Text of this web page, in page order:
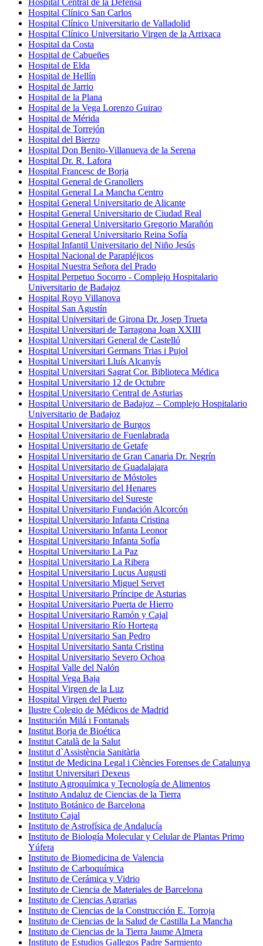
Hospital Clínico San Carlos
Hospital Clínico Universitario de Valladolid
Hospital Clínico Universitario Virgen de la Arrixaca
Hospital da Costa
Hospital de Cabueñes
Hospital de Elda
Hospital de Hellín
Hospital de Jarrio
Hospital de la Plana
Hospital de la Vega Lorenzo Guirao
Hospital de Mérida
Hospital de Torrejón
Hospital del Bierzo
Hospital Don Benito-Villanueva de la Serena
Hospital Dr. R. Lafora
Hospital Francesc de Borja
Hospital General de Granollers
Hospital General La Mancha Centro
Hospital General Universitario de Alicante
Hospital General Universitario de Ciudad Real
Hospital General Universitario Gregorio Marañón
Hospital General Universitario Reina Sofía
Hospital Infantil Universitario del Niño Jesús
Hospital Nacional de Parapléjicos
Hospital Nuestra Señora del Prado
Hospital Perpetuo Socorro - Complejo Hospitalario
Universitario de Badajoz​
Hospital Royo Villanova
Hospital San Agustín
Hospital Universitari de Girona Dr. Josep Trueta
Hospital Universitari de Tarragona Joan XXIII
Hospital Universitari General de Castelló
Hospital Universitari Germans Trias i Pujol
Hospital Universitari Lluís Alcanyís
Hospital Universitari Sagrat Cor. Biblioteca Médica
Hospital Universitario 12 de Octubre
Hospital Universitario Central de Asturias
Hospital Universitario de Badajoz – Complejo Hospitalario
Universitario de Badajoz
Hospital Universitario de Burgos
Hospital Universitario de Fuenlabrada
Hospital Universitario de Getafe
Hospital Universitario de Gran Canaria Dr. Negrín
Hospital Universitario de Guadalajara
Hospital Universitario de Móstoles
Hospital Universitario del Henares
Hospital Universitario del Sureste
Hospital Universitario Fundación Alcorcón
Hospital Universitario Infanta Cristina
Hospital Universitario Infanta Leonor
Hospital Universitario Infanta Sofía
Hospital Universitario La Paz
Hospital Universitario La Ribera
Hospital Universitario Lucus Augusti
Hospital Universitario Miguel Servet
Hospital Universitario Príncipe de Asturias
Hospital Universitario Puerta de Hierro
Hospital Universitario Ramón y Cajal
Hospital Universitario Río Hortega
Hospital Universitario San Pedro
Hospital Universitario Santa Cristina
Hospital Universitario Severo Ochoa
Hospital Valle del Nalón
Hospital Vega Baja
Hospital Virgen de la Luz
Hospital Virgen del Puerto
Ilustre Colegio de Médicos de Madrid
Institución Milá i Fontanals
Institut Borja de Bioética
Institut Català de la Salut
Institut d`Assistència Sanitària
Institut de Medicina Legal i Ciències Forenses de Catalunya
Institut Universitari Dexeus
Instituto Agroquímica y Tecnología de Alimentos
Instituto Andaluz de Ciencias de la Tierra
Instituto Botánico de Barcelona
Instituto Cajal
Instituto de Astrofísica de Andalucía
Instituto de Biología Molecular y Celular de Plantas Primo
Yúfera
Instituto de Biomedicina de Valencia
Instituto de Carboquímica
Instituto de Cerámica y Vidrio
Instituto de Ciencia de Materiales de Barcelona
Instituto de Ciencias Agrarias
Instituto de Ciencias de la Construcción E. Torroja
Instituto de Ciencias de la Salud de Castilla La Mancha
Instituto de Ciencias de la Tierra Jaume Almera
Instituto de Estudios Gallegos Padre Sarmiento